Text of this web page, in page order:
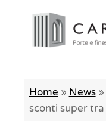
Home » News»
sconti super